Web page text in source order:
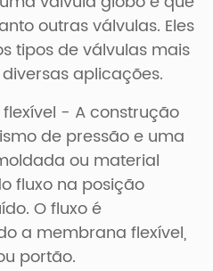
outras válvulas. Eles
tipos de válvulas mais
aplicações.
- A construção
de pressão e uma
ou material
fluxo na posição
O fluxo é
a membrana flexível,
portão.